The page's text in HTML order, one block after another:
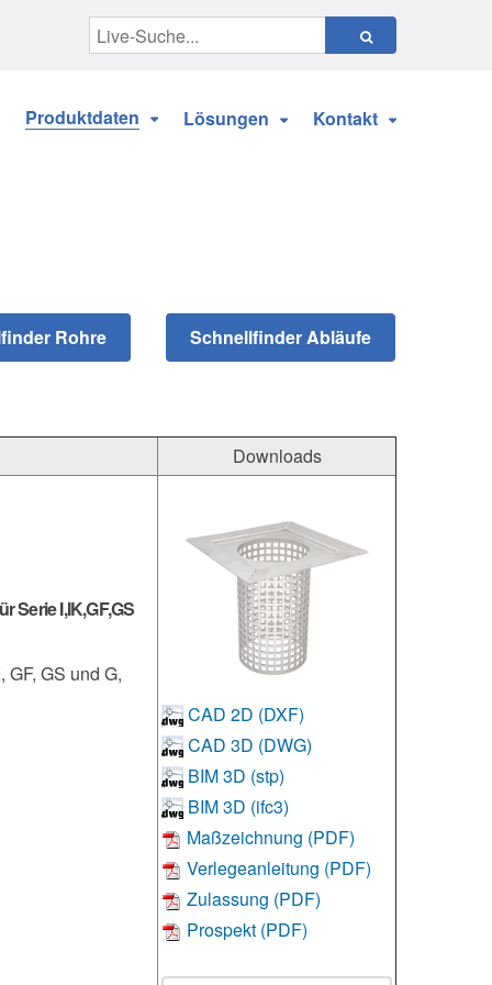
Produktdaten Lösungen Kontakt
Downloads
Serie I,IK,GF,GS
GS und G,
CAD 2D (DXF)
CAD 3D (DWG)
BIM 3D (stp)
BIM 3D (ifc3)
Maßzeichnung (PDF)
Verlegeanleitung (PDF)
Zulassung (PDF)
Prospekt (PDF)